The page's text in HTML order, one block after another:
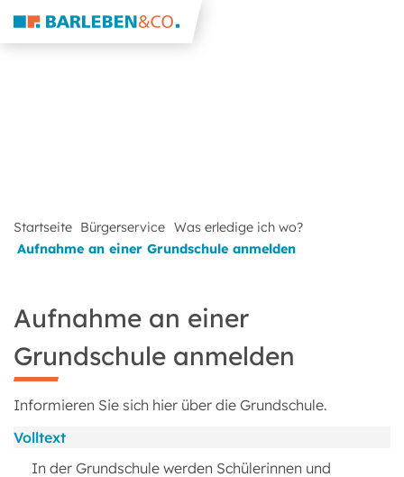
Startseite Bürgerservice Was erledige ich wo?
Aufnahme an einer Grundschule anmelden
Aufnahme an einer
Grundschule anmelden
Informieren Sie sich hier über die Grundschule.
Volltext
In der Grundschule werden Schülerinnen und